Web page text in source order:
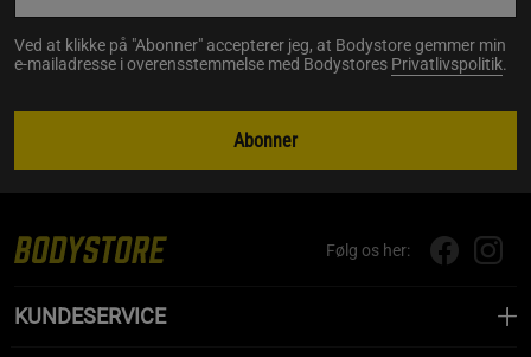
Ved at klikke på "Abonner" accepterer jeg, at Bodystore gemmer min
e-mailadresse i overensstemmelse med Bodystores Privatlivspolitik.
Abonner
Følg os her:
KUNDESERVICE